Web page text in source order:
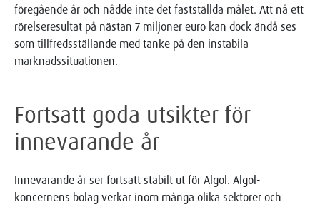
föregående år och nådde inte det fastställda målet. Att nå ett
rörelseresultat på nästan 7 miljoner euro kan dock ändå ses
som tillfredsställande med tanke på den instabila
marknadssituationen.
Fortsatt goda utsikter för
innevarande år
Innevarande år ser fortsatt stabilt ut för Algol. Algol-
koncernens bolag verkar inom många olika sektorer och